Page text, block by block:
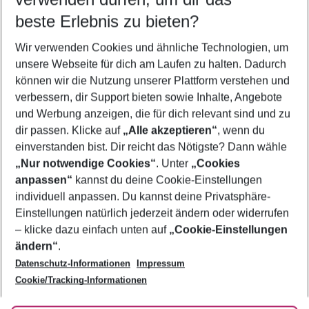
5-8 Nächte
2 Erwachsene Keine Kinder
Mehr Filter anzeigen
Footer
Footer navigation
Über uns
AGB
Bestpreisgarantie
Cookie-Einstellungen ändern
Cookie-Richtlinie
Agenturbetreuung
Barrierefreies Reisen
Folge uns
beste Erlebnis zu bieten?
Wir verwenden Cookies und ähnliche Technologien, um
unsere Webseite für dich am Laufen zu halten. Dadurch
können wir die Nutzung unserer Plattform verstehen und
verbessern, dir Support bieten sowie Inhalte, Angebote
und Werbung anzeigen, die für dich relevant sind und zu
dir passen. Klicke auf „Alle akzeptieren“, wenn du
einverstanden bist. Dir reicht das Nötigste? Dann wähle
„Nur notwendige Cookies“. Unter „Cookies
anpassen“ kannst du deine Cookie-Einstellungen
individuell anpassen. Du kannst deine Privatsphäre-
Einstellungen natürlich jederzeit ändern oder widerrufen
– klicke dazu einfach unten auf „Cookie-Einstellungen
ändern“.
Datenschutz-Informationen
Impressum
Cookie/Tracking-Informationen